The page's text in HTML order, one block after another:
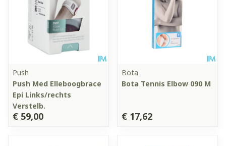
Push
Push Med Elleboogbrace
Epi Links/rechts
Verstelb.
€ 59,00
Bota
Bota Tennis Elbow 090 M
€ 17,62